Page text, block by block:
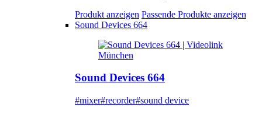
Produkt anzeigen Passende Produkte anzeigen
Sound Devices 664
Sound Devices 664
#mixer#recorder#sound device